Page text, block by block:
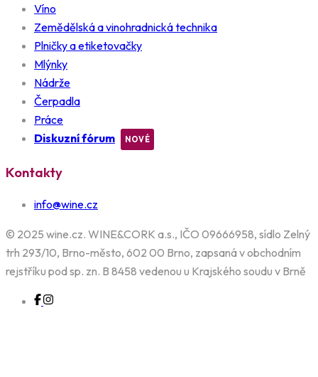
Víno
Zemědělská a vinohradnická technika
Plničky a etiketovačky
Mlýnky
Nádrže
Čerpadla
Práce
Diskuzní fórum
Kontakty
info@wine.cz
© 2025 wine.cz. WINE&CORK a.s., IČO 09666958, sídlo Zelný
trh 293/10, Brno-město, 602 00 Brno, zapsaná v obchodním
rejstříku pod sp. zn. B 8458 vedenou u Krajského soudu v Brně